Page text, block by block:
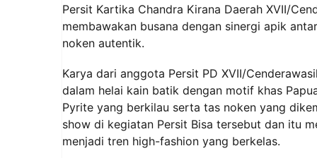
Persit Kartika Chandra Kirana Daerah XVII/
membawakan busana dengan sinergi apik
noken autentik.
Karya dari anggota Persit PD XVII/
dalam helai kain batik dengan motif khas
Pyrite yang berkilau serta tas noken yang
show di kegiatan Persit Bisa tersebut dan itu
menjadi tren high-fashion yang berkelas.